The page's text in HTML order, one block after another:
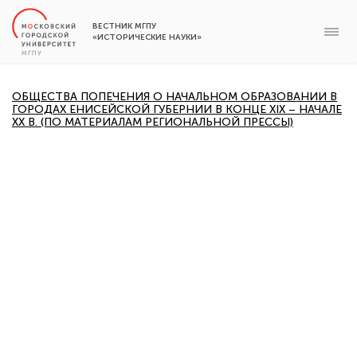
ВЕСТНИК МГПУ
«ИСТОРИЧЕСКИЕ НАУКИ»
ОБЩЕСТВА ПОПЕЧЕНИЯ О НАЧАЛЬНОМ ОБРАЗОВАНИИ В
ГОРОДАХ ЕНИСЕЙСКОЙ ГУБЕРНИИ В КОНЦЕ XIX – НАЧАЛЕ
ХХ В. (ПО МАТЕРИАЛАМ РЕГИОНАЛЬНОЙ ПРЕССЫ)